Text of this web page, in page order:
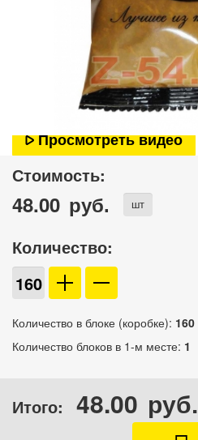
Просмотреть видео
Стоимость:
48.00 руб. шт
Количество:
Количество в блоке (коробке): 160
Количество блоков в 1-м месте: 1
Итого: 48.00 руб.